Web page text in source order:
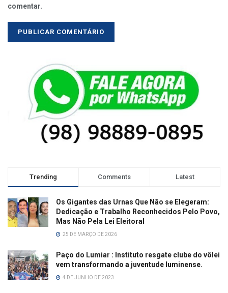
comentar.
Trending Comments Latest
Os Gigantes das Urnas Que Não se Elegeram:
Dedicação e Trabalho Reconhecidos Pelo Povo,
Mas Não Pela Lei Eleitoral
25 DE MARÇO DE 2026
Paço do Lumiar : Instituto resgate clube do vôlei
vem transformando a juventude luminense.
4 DE JUNHO DE 2023